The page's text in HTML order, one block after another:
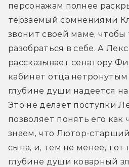
персонажам полнее
терзаемый сомнениями
звонит своей маме, чтобы
разобраться в себе. А
рассказывает сенатору
кабинет отца нетронутым
глубине души надеется
Это не делает поступки
позволяет понять его как
знаем, что Лютор-
сына, и, тем не менее, тот
глубине души коварный